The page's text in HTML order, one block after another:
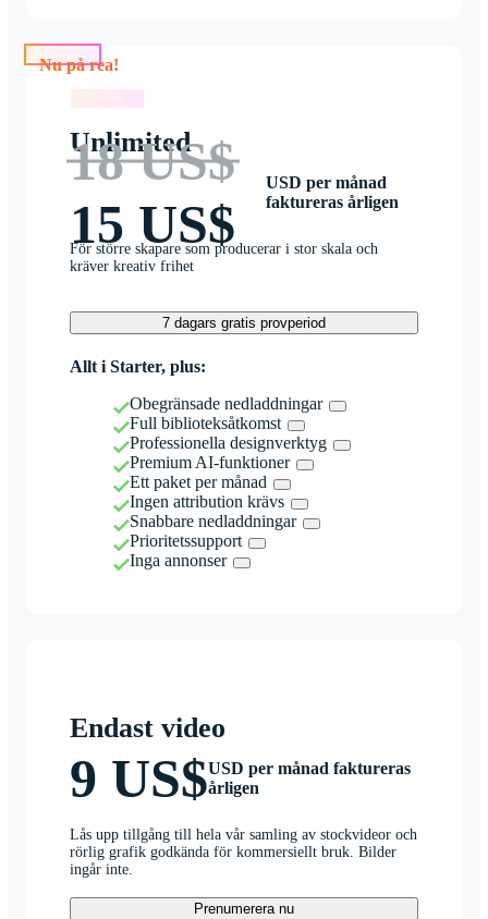
Nu på rea!
Unlimited
18 US$
15 US$
USD per månad
faktureras årligen
För större skapare som producerar i stor skala och
kräver kreativ frihet
7 dagars gratis provperiod
Allt i Starter, plus:
Obegränsade nedladdningar
Full biblioteksåtkomst
Professionella designverktyg
Premium AI-funktioner
Ett paket per månad
Ingen attribution krävs
Snabbare nedladdningar
Prioritetssupport
Inga annonser
Endast video
9 US$USD per månad faktureras
årligen
Lås upp tillgång till hela vår samling av stockvideor och
rörlig grafik godkända för kommersiellt bruk. Bilder
ingår inte.
Prenumerera nu